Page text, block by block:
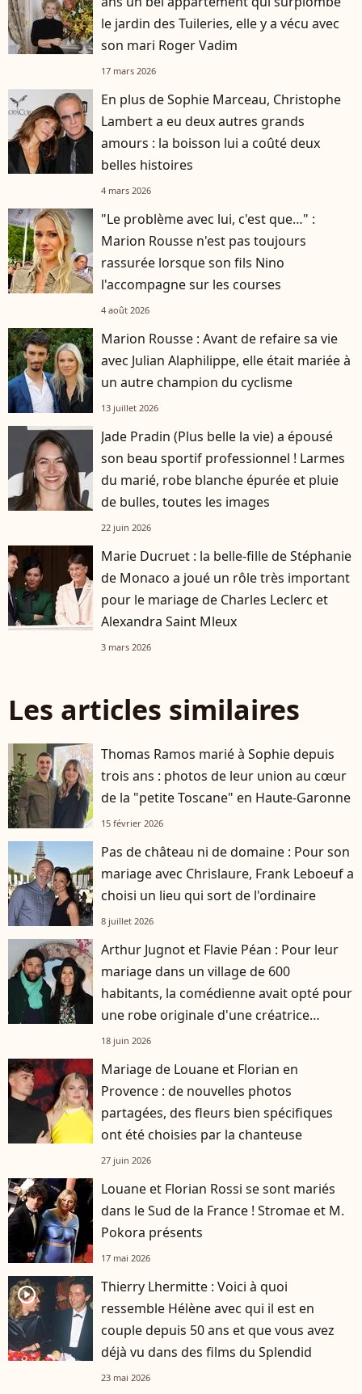
le jardin des Tuileries, elle y a vécu avec
son mari Roger Vadim
17 mars 2026
En plus de Sophie Marceau, Christophe
Lambert a eu deux autres grands
amours : la boisson lui a coûté deux
belles histoires
4 mars 2026
"Le problème avec lui, c'est que…" :
Marion Rousse n'est pas toujours
rassurée lorsque son fils Nino
l'accompagne sur les courses
4 août 2026
Marion Rousse : Avant de refaire sa vie
avec Julian Alaphilippe, elle était mariée à
un autre champion du cyclisme
13 juillet 2026
Jade Pradin (Plus belle la vie) a épousé
son beau sportif professionnel ! Larmes
du marié, robe blanche épurée et pluie
de bulles, toutes les images
22 juin 2026
Marie Ducruet : la belle-fille de Stéphanie
de Monaco a joué un rôle très important
pour le mariage de Charles Leclerc et
Alexandra Saint Mleux
3 mars 2026
Les articles similaires
Thomas Ramos marié à Sophie depuis
trois ans : photos de leur union au cœur
de la "petite Toscane" en Haute-Garonne
15 février 2026
Pas de château ni de domaine : Pour son
mariage avec Chrislaure, Frank Leboeuf a
choisi un lieu qui sort de l'ordinaire
8 juillet 2026
Arthur Jugnot et Flavie Péan : Pour leur
mariage dans un village de 600
habitants, la comédienne avait opté pour
une robe originale d'une créatrice
française
18 juin 2026
Mariage de Louane et Florian en
Provence : de nouvelles photos
partagées, des fleurs bien spécifiques
ont été choisies par la chanteuse
27 juin 2026
Louane et Florian Rossi se sont mariés
dans le Sud de la France ! Stromae et M.
Pokora présents
17 mai 2026
player2
Thierry Lhermitte : Voici à quoi
ressemble Hélène avec qui il est en
couple depuis 50 ans et que vous avez
déjà vu dans des films du Splendid
23 mai 2026